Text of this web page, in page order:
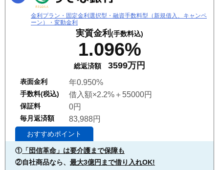
金利プラン・固定金利選択型・融資手数料型（新規借入、キャンペ
ーン）・変動金利
実質金利 (手数料込)
1.096%
総返済額 3599万円
表面金利 年0.950%
手数料(税込) 借入額×2.2%＋55000円
保証料 0円
毎月返済額 83,988円
おすすめポイント
①「団信革命」は要介護まで保障も
②自社商品なら、 最大3億円まで借り入れOK!